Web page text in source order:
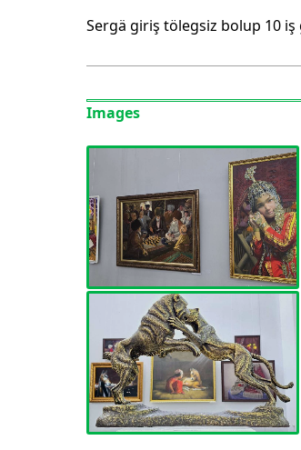
Sergä giriş tölegsiz bolup 10
Images